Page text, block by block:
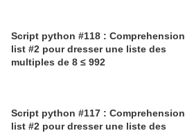
Script python #118 : Comprehension
list #2 pour dresser une liste des
multiples de 8 ≤ 992
Script python #117 : Comprehension
list #2 pour dresser une liste des